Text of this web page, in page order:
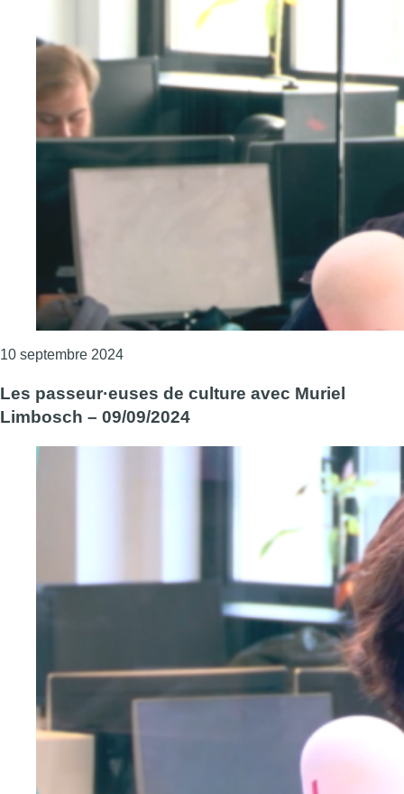
10 septembre 2024Consulter l'article "Les passeur·euses de
Les passeur·euses de culture avec Muriel
Limbosch – 09/09/2024